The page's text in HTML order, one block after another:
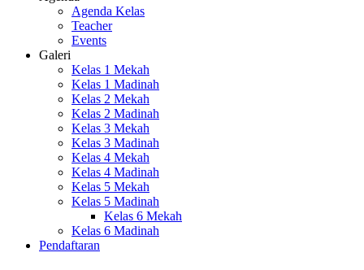
Agenda Kelas
Teacher
Events
Galeri
Kelas 1 Mekah
Kelas 1 Madinah
Kelas 2 Mekah
Kelas 2 Madinah
Kelas 3 Mekah
Kelas 3 Madinah
Kelas 4 Mekah
Kelas 4 Madinah
Kelas 5 Mekah
Kelas 5 Madinah
Kelas 6 Mekah
Kelas 6 Madinah
Pendaftaran